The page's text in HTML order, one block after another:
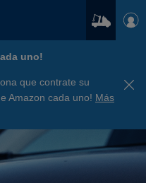
uno!
que contrate su
Amazon cada uno! Más